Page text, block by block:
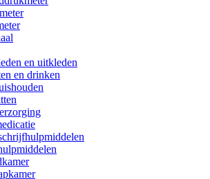
en uitkleden
en drinken